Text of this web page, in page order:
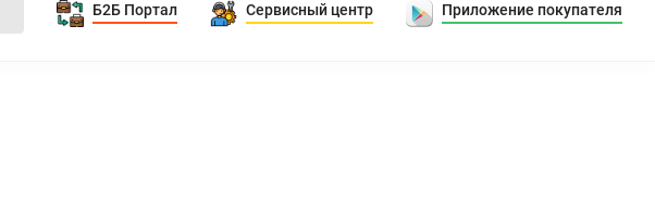
Б2Б Портал Сервисный центр Приложение покупателя